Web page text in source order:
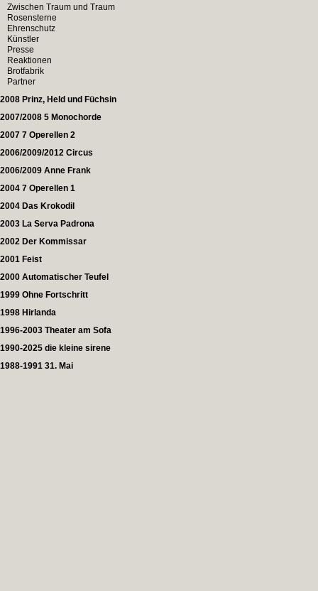
Zwischen Traum und Traum
Rosensterne
Ehrenschutz
Künstler
Presse
Reaktionen
Brotfabrik
Partner
2008 Prinz, Held und Füchsin
2007/2008 5 Monochorde
2007 7 Operellen 2
2006/2009/2012 Circus
2006/2009 Anne Frank
2004 7 Operellen 1
2004 Das Krokodil
2003 La Serva Padrona
2002 Der Kommissar
2001 Feist
2000 Automatischer Teufel
1999 Ohne Fortschritt
1998 Hirlanda
1996-2003 Theater am Sofa
1990-2025 die kleine sirene
1988-1991 31. Mai